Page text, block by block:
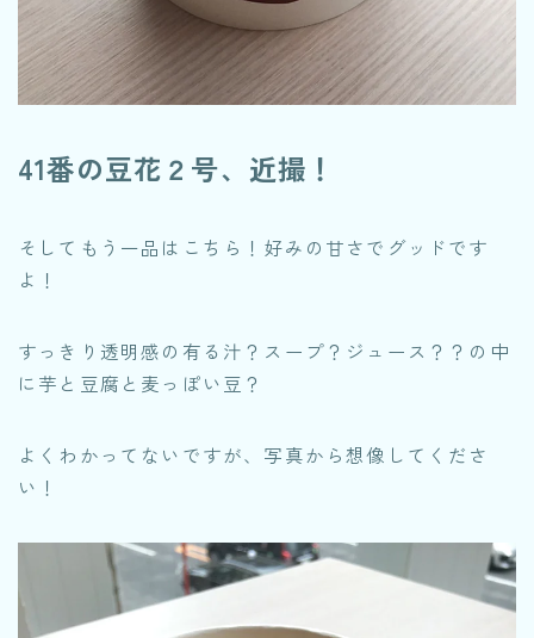
41番の豆花２号、近撮！
そしてもう一品はこちら！好みの甘さでグッドです
よ！
すっきり透明感の有る汁？スープ？ジュース？？の中
に芋と豆腐と麦っぽい豆？
よくわかってないですが、写真から想像してくださ
い！